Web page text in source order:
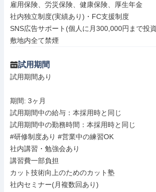
雇用保険、労災保険、健康保険、厚生年金
社内独立制度(実績あり)・FC支援制度
SNS広告サポート(個人に月300,000円まで投
敷地内全て禁煙
試用期間
試用期間あり
期間: 3ヶ月
試用期間中の給与：本採用時と同じ
試用期間中の勤務時間：本採用時と同じ
#研修制度あり #営業中の練習OK
社内講習・勉強会あり
講習費一部負担
カット技術向上のためのカット塾
社内セミナー(月複数回あり)